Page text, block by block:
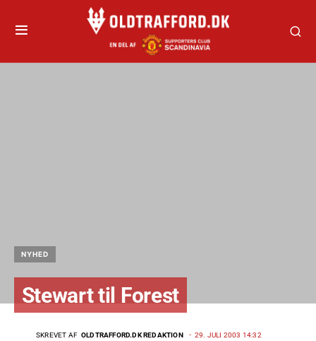
NYHED
Stewart til Forest
SKREVET AF OLDTRAFFORD.DK REDAKTION 29. JULI 2003 14:32